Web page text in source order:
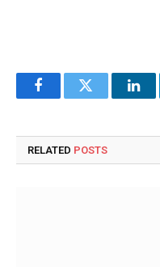
FacebookTwitter
RELATED POSTS